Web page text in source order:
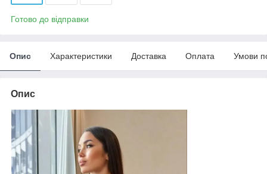
Готово до відправки
Опис Характеристики Доставка Оплата Умови
Опис